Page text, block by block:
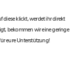
diese klickt, werdet ihr direkt
bekommen wir eine geringe
eure Unterstützung!